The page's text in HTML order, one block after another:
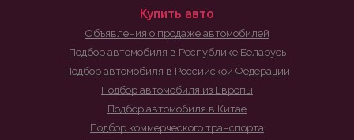
Купить авто
Объявления о продаже автомобилей
Подбор автомобиля в Республике Беларусь
Подбор автомобиля в Российской Федерации
Подбор автомобиля из Европы
Подбор автомобиля в Китае
Подбор коммерческого транспорта